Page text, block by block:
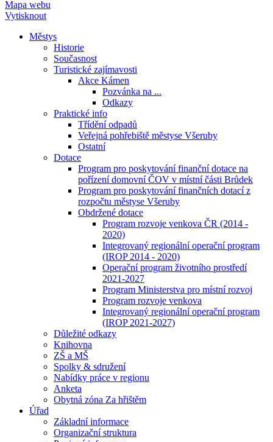
Mapa webu
Vytisknout
Městys
Historie
Současnost
Turistické zajímavosti
Akce Kámen
Pozvánka na ...
Odkazy
Praktické info
Třídění odpadů
Veřejná pohřebiště městyse Všeruby
Ostatní
Dotace
Program pro poskytování finanční dotace na
pořízení domovní ČOV v místní části Brůdek
Program pro poskytování finančních dotací z
rozpočtu městyse Všeruby
Obdržené dotace
Program rozvoje venkova ČR (2014 -
2020)
Integrovaný regionální operační program
(IROP 2014 - 2020)
Operační program životního prostředí
2021-2027
Program Ministerstva pro místní rozvoj
Program rozvoje venkova
Integrovaný regionální operační program
(IROP 2021-2027)
Důležité odkazy
Knihovna
ZŠ a MŠ
Spolky & sdružení
Nabídky práce v regionu
Anketa
Obytná zóna Za hřištěm
Úřad
Základní informace
Organizační struktura